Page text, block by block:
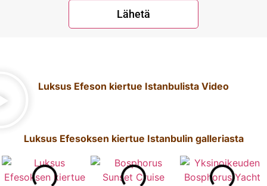
Luksus Efeson kiertue Istanbulista Video
Luksus Efesoksen kiertue Istanbulin galleriasta